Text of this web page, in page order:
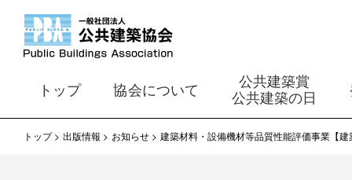
トップ 協会について
公共建築賞
公共建築の日
トップ 出版情報 お知らせ 建築材料・設備機材等品質性能評価事業【